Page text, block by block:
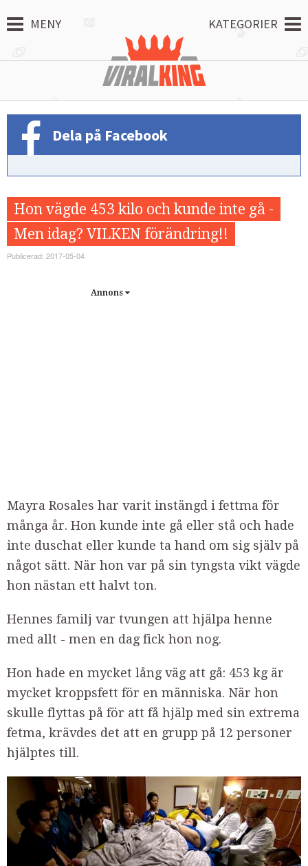
MENY KATEGORIER
Dela på Facebook
Hon vägde 453 kilo och kunde inte gå -
Men idag? VILKEN förändring!!
Publicerad: 2017-05-04
Annons
Mayra Rosales har varit instängd i fettma för
många år. Hon kunde inte gå eller stå och hade
inte duschat eller kunde ta hand om sig själv på
något sätt. När hon var på sin tyngsta vikt vägde
hon nästan ett halvt ton.
Hennes familj var tvungen att hjälpa henne
med allt - men en dag fick hon nog.
Hon hade en mycket lång väg att gå: 453 kg är
mycket kroppsfett för en människa. När hon
skulle flyttas på för att få hjälp med sin extrema
fetma, krävdes det att en grupp på 12 personer
hjälptes till.